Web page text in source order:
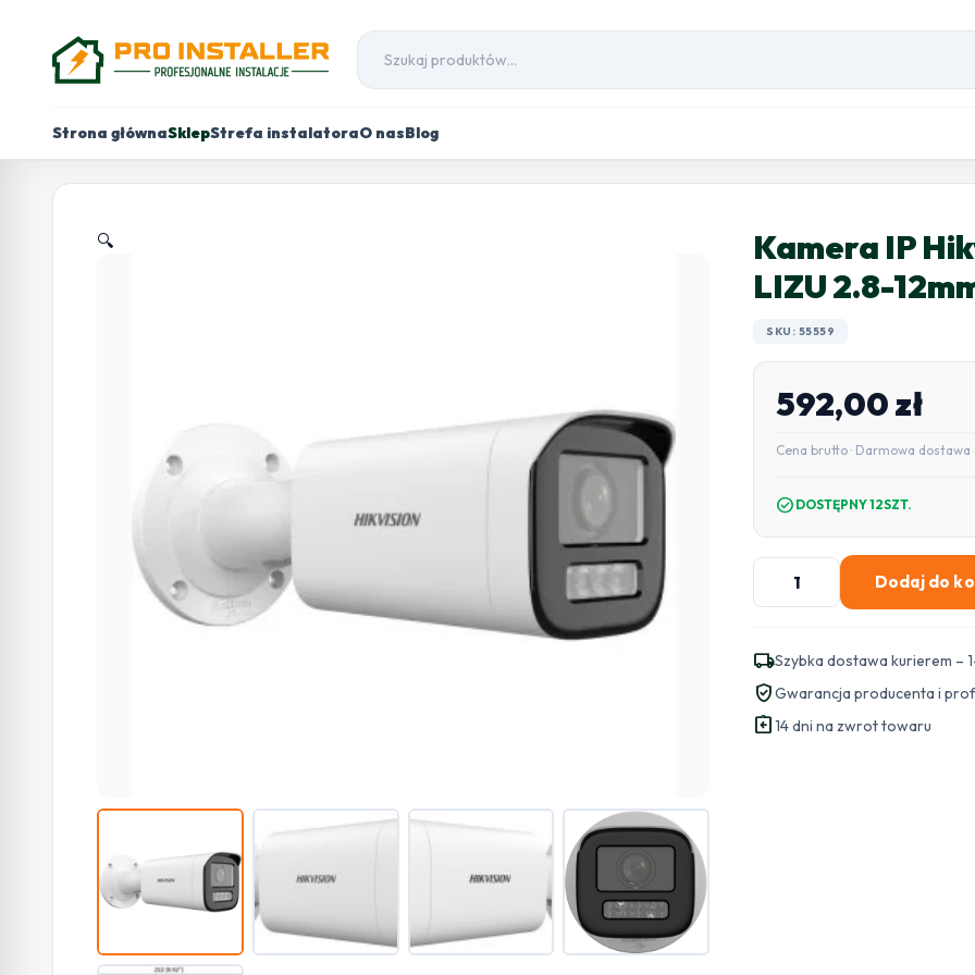
Strona głównaSklepStrefa instalatoraO nasBlog
🔍
Kamera IP
LIZU 2.8-
SKU: 55559
592,00zł
Cena brutto · Darmowa dostawa
check_circle DOSTĘPNY 12SZT.
ilość
Kamera
Hikvision
DS-
2CD1623G2-
LIZU
Dodaj do
local_shippingSzybka dostawa kurierem –
verified_userGwarancja producenta i
assignment_return14 dni na zwrot towaru